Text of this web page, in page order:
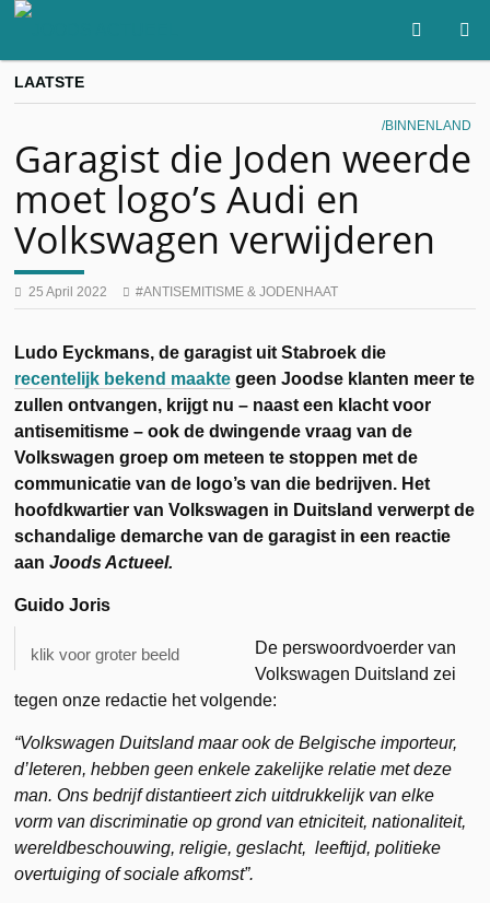
LAATSTE
BINNENLAND
Garagist die Joden weerde
moet logo’s Audi en
Volkswagen verwijderen
25 April 2022 ANTISEMITISME & JODENHAAT
Ludo Eyckmans, de garagist uit Stabroek die
recentelijk bekend maakte geen Joodse klanten meer te
zullen ontvangen, krijgt nu – naast een klacht voor
antisemitisme – ook de dwingende vraag van de
Volkswagen groep om meteen te stoppen met de
communicatie van de logo’s van die bedrijven. Het
hoofdkwartier van Volkswagen in Duitsland verwerpt de
schandalige demarche van de garagist in een reactie
aanJoods Actueel.
Guido Joris
klik voor groter beeld
De perswoordvoerder van
Volkswagen Duitsland zei
tegen onze redactie het volgende:
“Volkswagen Duitsland maar ook de Belgische importeur,
d’Ieteren, hebben geen enkele zakelijke relatie met deze
man. Ons bedrijf distantieert zich uitdrukkelijk van elke
vorm van discriminatie op grond van etniciteit, nationaliteit,
wereldbeschouwing, religie, geslacht, leeftijd, politieke
overtuiging of sociale afkomst”.